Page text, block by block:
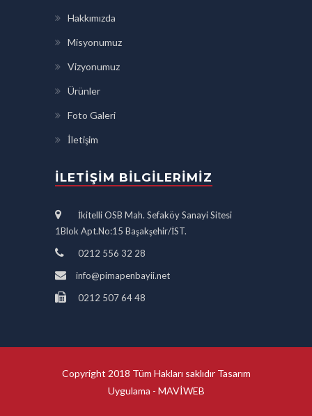
Hakkımızda
Misyonumuz
Vizyonumuz
Ürünler
Foto Galeri
İletişim
İLETIŞIM BILGILERIMIZ
İkitelli OSB Mah. Sefaköy Sanayi Sitesi
1Blok Apt.No:15 Başakşehir/İST.
0212 556 32 28
info@pimapenbayii.net
0212 507 64 48
Copyright 2018 Tüm Hakları saklıdır Tasarım
Uygulama - MAVİWEB